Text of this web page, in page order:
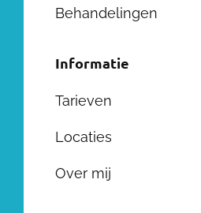
Behandelingen
Informatie
Tarieven
Locaties
Over mij